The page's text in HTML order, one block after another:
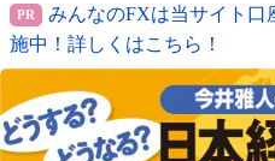
みんなのFXは当サイト口
施中！詳しくはこちら！